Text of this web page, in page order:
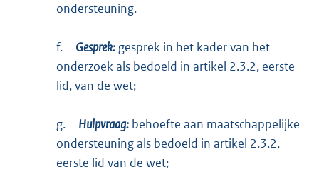
ondersteuning.
f. Gesprek: gesprek in het kader van het
onderzoek als bedoeld in artikel 2.3.2, eerste
lid, van de wet;
g. Hulpvraag: behoefte aan maatschappelijke
ondersteuning als bedoeld in artikel 2.3.2,
eerste lid van de wet;